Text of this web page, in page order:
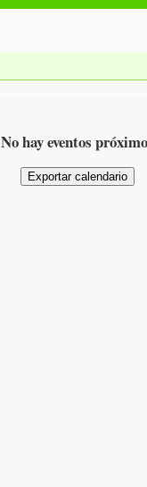
No hay eventos